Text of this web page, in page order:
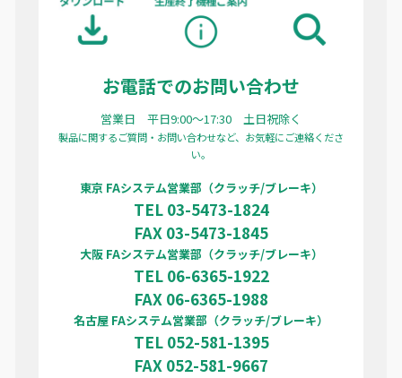
お電話でのお問い合わせ
営業日 平日9:00〜17:30 土日祝除く
製品に関するご質問・お問い合わせなど、お気軽にご連絡くださ
い。
東京 FAシステム営業部（クラッチ/ブレーキ）
TEL 03-5473-1824
FAX 03-5473-1845
大阪 FAシステム営業部（クラッチ/ブレーキ）
TEL 06-6365-1922
FAX 06-6365-1988
名古屋 FAシステム営業部（クラッチ/ブレーキ）
TEL 052-581-1395
FAX 052-581-9667